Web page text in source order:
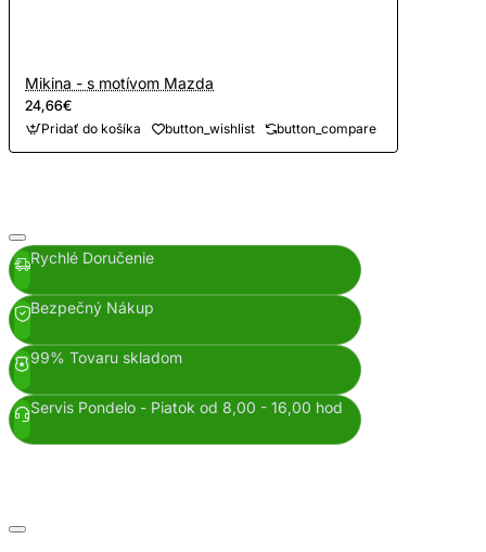
Mikina - s motívom Mazda
24,66€
Pridať do košíka button_wishlist button_compare
Rychlé Doručenie
Bezpečný Nákup
99% Tovaru skladom
Servis Pondelo - Piatok od 8,00 - 16,00 hod